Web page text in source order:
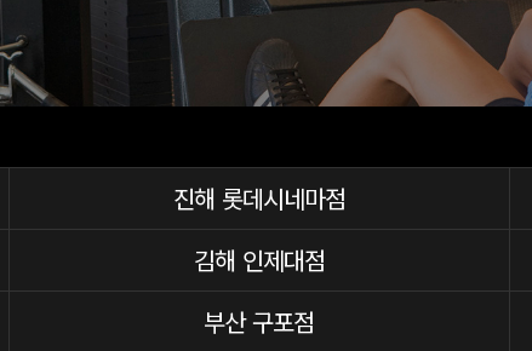
진해 롯데시네마점
김해 인제대점
부산 구포점